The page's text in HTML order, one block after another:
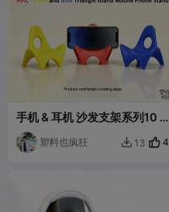
手机 & 耳机 沙发支架系列10 |
Triangle Island
塑料也疯狂  13 4